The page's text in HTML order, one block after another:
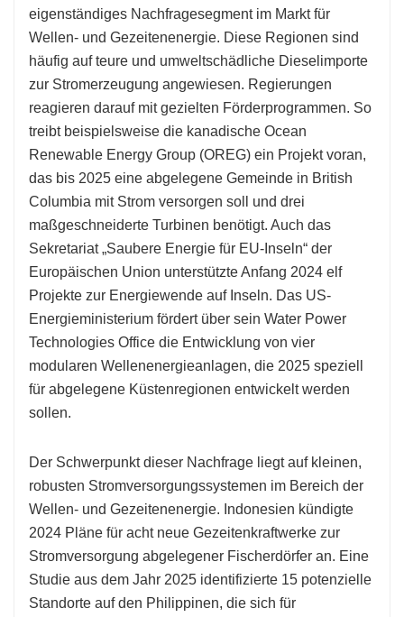
eigenständiges Nachfragesegment im Markt für
Wellen- und Gezeitenenergie. Diese Regionen sind
häufig auf teure und umweltschädliche Dieselimporte
zur Stromerzeugung angewiesen. Regierungen
reagieren darauf mit gezielten Förderprogrammen. So
treibt beispielsweise die kanadische Ocean
Renewable Energy Group (OREG) ein Projekt voran,
das bis 2025 eine abgelegene Gemeinde in British
Columbia mit Strom versorgen soll und drei
maßgeschneiderte Turbinen benötigt. Auch das
Sekretariat „Saubere Energie für EU-Inseln“ der
Europäischen Union unterstützte Anfang 2024 elf
Projekte zur Energiewende auf Inseln. Das US-
Energieministerium fördert über sein Water Power
Technologies Office die Entwicklung von vier
modularen Wellenenergieanlagen, die 2025 speziell
für abgelegene Küstenregionen entwickelt werden
sollen.
Der Schwerpunkt dieser Nachfrage liegt auf kleinen,
robusten Stromversorgungssystemen im Bereich der
Wellen- und Gezeitenenergie. Indonesien kündigte
2024 Pläne für acht neue Gezeitenkraftwerke zur
Stromversorgung abgelegener Fischerdörfer an. Eine
Studie aus dem Jahr 2025 identifizierte 15 potenzielle
Standorte auf den Philippinen, die sich für